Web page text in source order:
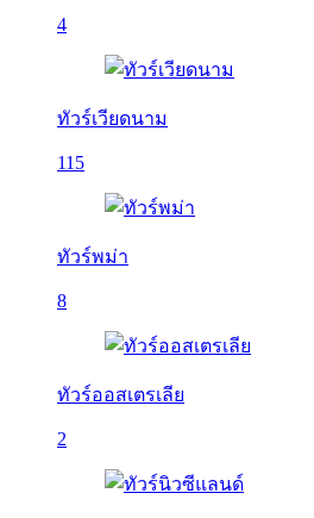
4
ทัวร์เวียดนาม
115
ทัวร์พม่า
8
ทัวร์ออสเตรเลีย
2